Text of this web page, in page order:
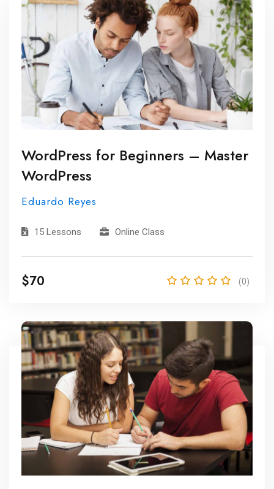
WordPress for Beginners – Master
WordPress
Eduardo Reyes
15 Lessons Online Class
$70 (0)